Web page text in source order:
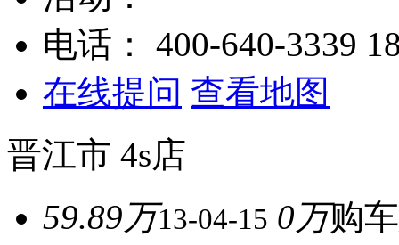
电话：
400-640-3339
在线提问 查看地图
晋江市 4s店
59.89万13-04-15 0万购